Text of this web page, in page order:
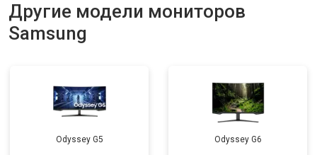
Другие модели мониторов
Samsung
Odyssey G5 Odyssey G6